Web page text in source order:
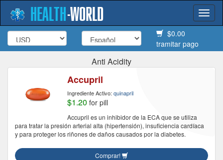
HEALTH-WORLD
$0.00
tramitar pago
Anti Acidity
Accupril
Ingrediente Activo: quinapril
$1.20 for pill
Accupril es un inhibidor de la ECA que se utiliza
para tratar la presión arterial alta (hipertensión), insuficiencia cardíaca
y para proteger los riñones de daños causados ​​por la diabetes.
Comprar!